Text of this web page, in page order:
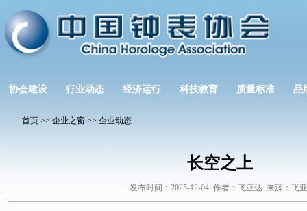
协会建设 行业动态 经济运行 科技教育 质量标准 品
首页 >> 企业之窗 >> 企业动态
长空之上
发布时间：2025-12-04 作者：飞亚达 来源：飞